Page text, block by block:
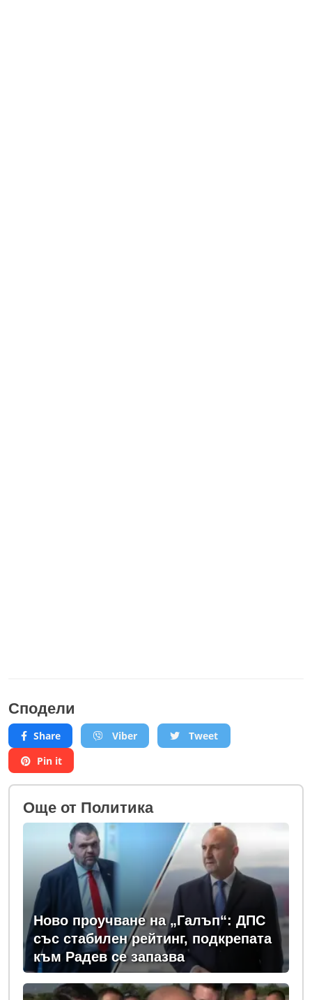
Сподели
Share Viber
Tweet
Pin it
Oще от Политика
Ново проучване на „Галъп“: ДПС
със стабилен рейтинг, подкрепата
към Радев се запазва